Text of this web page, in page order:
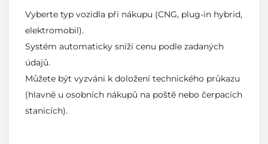
Vyberte typ vozidla při nákupu (CNG, plug-in hybrid,
elektromobil).
Systém automaticky sníží cenu podle zadaných
údajů.
Můžete být vyzváni k doložení technického průkazu
(hlavně u osobních nákupů na poště nebo čerpacích
stanicích).